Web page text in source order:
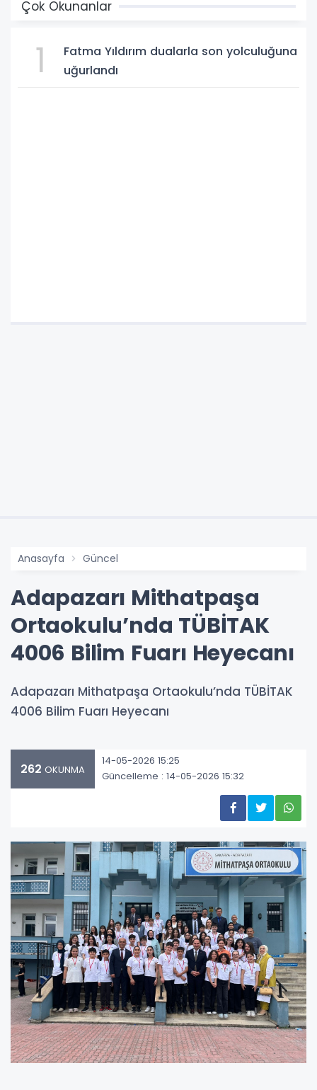
Çok Okunanlar
1
Fatma Yıldırım dualarla son yolculuğuna
uğurlandı
Anasayfa Güncel
Adapazarı Mithatpaşa
Ortaokulu’nda TÜBİTAK
4006 Bilim Fuarı Heyecanı
Adapazarı Mithatpaşa Ortaokulu’nda TÜBİTAK
4006 Bilim Fuarı Heyecanı
262 OKUNMA
14-05-2026 15:25
Güncelleme : 14-05-2026 15:32